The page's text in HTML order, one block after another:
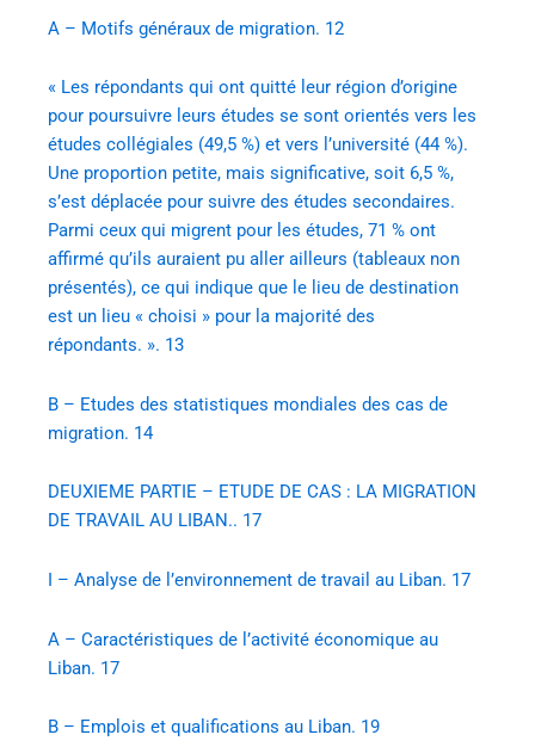
A – Motifs généraux de migration. 12
« Les répondants qui ont quitté leur région d’origine
pour poursuivre leurs études se sont orientés vers les
études collégiales (49,5 %) et vers l’université (44 %).
Une proportion petite, mais significative, soit 6,5 %,
s’est déplacée pour suivre des études secondaires.
Parmi ceux qui migrent pour les études, 71 % ont
affirmé qu’ils auraient pu aller ailleurs (tableaux non
présentés), ce qui indique que le lieu de destination
est un lieu « choisi » pour la majorité des
répondants. ». 13
B – Etudes des statistiques mondiales des cas de
migration. 14
DEUXIEME PARTIE – ETUDE DE CAS : LA MIGRATION
DE TRAVAIL AU LIBAN.. 17
I – Analyse de l’environnement de travail au Liban. 17
A – Caractéristiques de l’activité économique au
Liban. 17
B – Emplois et qualifications au Liban. 19